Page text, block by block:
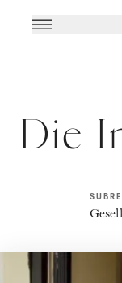
Die